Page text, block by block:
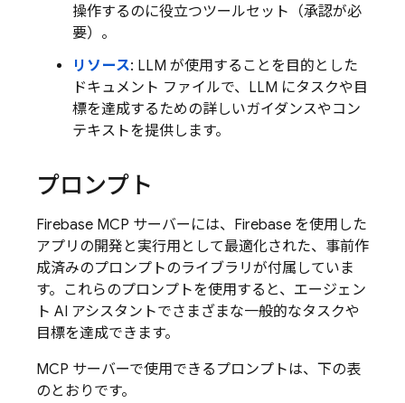
操作するのに役立つツールセット（承認が必
要）。
リソース: LLM が使用することを目的とした
ドキュメント ファイルで、LLM にタスクや目
標を達成するための詳しいガイダンスやコン
テキストを提供します。
プロンプト
Firebase MCP サーバーには、Firebase を使用した
アプリの開発と実行用として最適化された、事前作
成済みのプロンプトのライブラリが付属していま
す。これらのプロンプトを使用すると、エージェン
ト AI アシスタントでさまざまな一般的なタスクや
目標を達成できます。
MCP サーバーで使用できるプロンプトは、下の表
のとおりです。